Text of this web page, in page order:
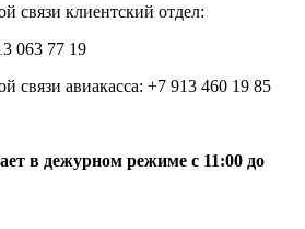
связи клиентский отдел:
063 77 19
связи авиакасса: +7 913 460 19 85
в дежурном режиме с 11:00 до